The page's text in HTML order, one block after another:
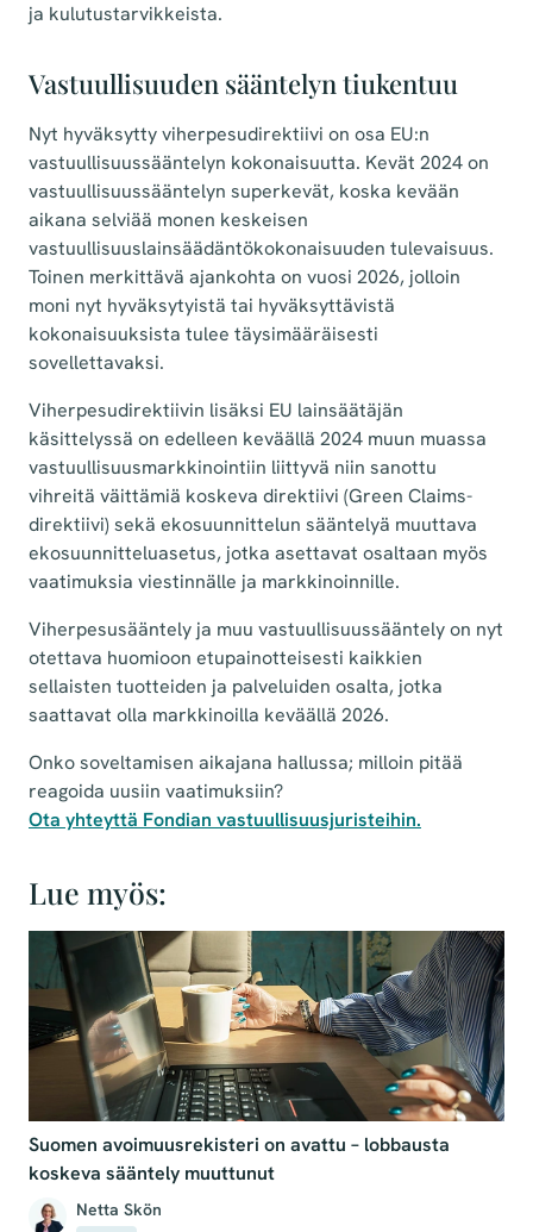
ja kulutustarvikkeista.
Vastuullisuuden sääntelyn tiukentuu
Nyt hyväksytty viherpesudirektiivi on osa EU:n
vastuullisuussääntelyn kokonaisuutta. Kevät 2024 on
vastuullisuussääntelyn superkevät, koska kevään
aikana selviää monen keskeisen
vastuullisuuslainsäädäntökokonaisuuden tulevaisuus.
Toinen merkittävä ajankohta on vuosi 2026, jolloin
moni nyt hyväksytyistä tai hyväksyttävistä
kokonaisuuksista tulee täysimääräisesti
sovellettavaksi.
Viherpesudirektiivin lisäksi EU lainsäätäjän
käsittelyssä on edelleen keväällä 2024 muun muassa
vastuullisuusmarkkinointiin liittyvä niin sanottu
vihreitä väittämiä koskeva direktiivi (Green Claims-
direktiivi) sekä ekosuunnittelun sääntelyä muuttava
ekosuunnitteluasetus, jotka asettavat osaltaan myös
vaatimuksia viestinnälle ja markkinoinnille.
Viherpesusääntely ja muu vastuullisuussääntely on nyt
otettava huomioon etupainotteisesti kaikkien
sellaisten tuotteiden ja palveluiden osalta, jotka
saattavat olla markkinoilla keväällä 2026.
Onko soveltamisen aikajana hallussa; milloin pitää
reagoida uusiin vaatimuksiin?
Ota yhteyttä Fondian vastuullisuusjuristeihin.
Lue myös:
Suomen avoimuusrekisteri on avattu – lobbausta
koskeva sääntely muuttunut
Netta Skön